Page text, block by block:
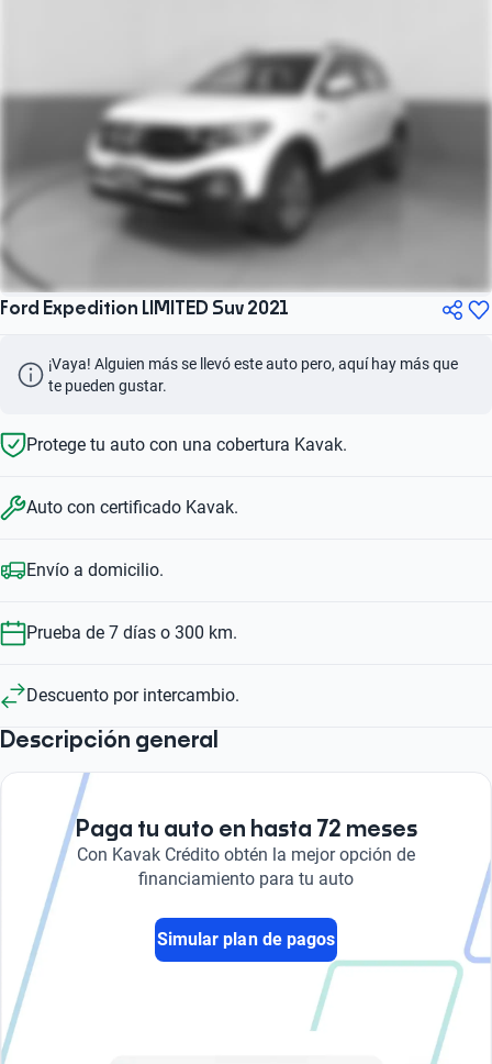
Ford Expedition LIMITED Suv 2021
¡Vaya! Alguien más se llevó este auto pero, aquí hay más que
te pueden gustar.
Protege tu auto con una cobertura Kavak.
Auto con certificado Kavak.
Envío a domicilio.
Prueba de 7 días o 300 km.
Descuento por intercambio.
Descripción general
Paga tu auto en hasta 72 meses
Con Kavak Crédito obtén la mejor opción de
financiamiento para tu auto
Simular plan de pagos